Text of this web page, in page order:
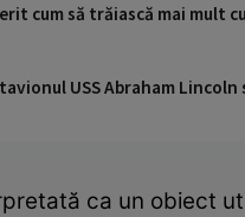
cum să trăiască mai mult
USS Abraham
ca un obiect